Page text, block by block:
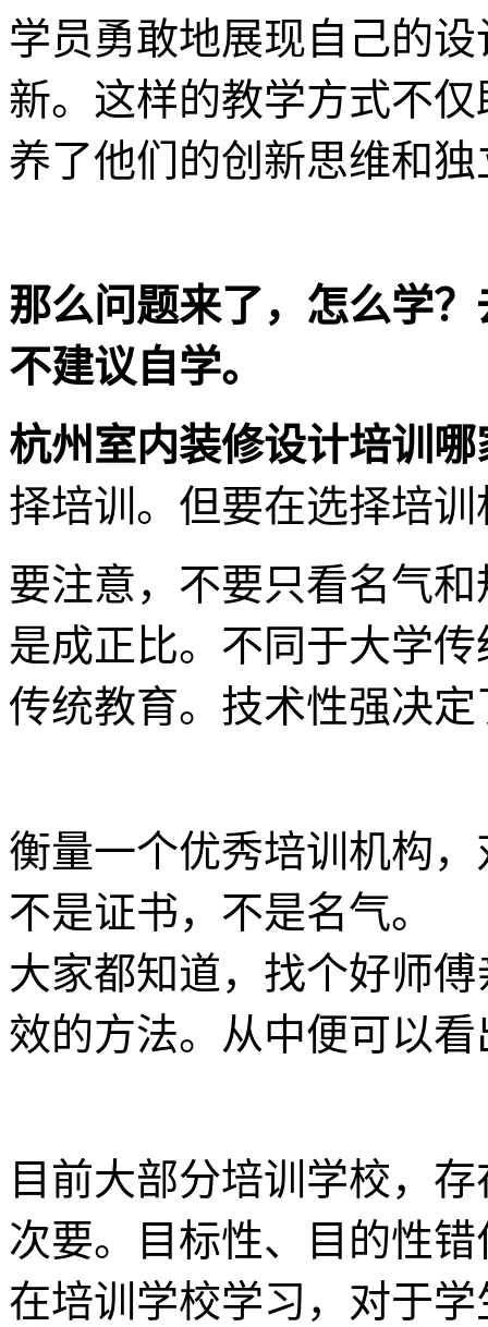
学员勇敢地展现自己的
新。这样的教学方式不
养了他们的创新思维和
那么问题来了，怎么学
不建议自学。
杭州室内装修设计培训哪
择培训。但要在选择培
要注意，不要只看名气
是成正比。不同于大学
传统教育。技术性强决
衡量一个优秀培训机构
不是证书，不是名气。
大家都知道，找个好师
效的方法。从中便可以
目前大部分培训学校，
次要。目标性、目的性错
在培训学校学习，对于